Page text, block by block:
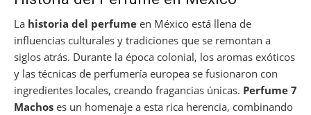
La historia del perfume en México está llena de
influencias culturales y tradiciones que se remontan a
siglos atrás. Durante la época colonial, los aromas exóticos
y las técnicas de perfumería europea se fusionaron con
ingredientes locales, creando fragancias únicas. Perfume 7
Machos es un homenaje a esta rica herencia, combinando